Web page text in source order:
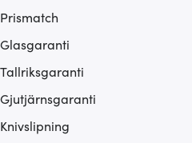
Prismatch
Glasgaranti
Tallriksgaranti
Gjutjärnsgaranti
Knivslipning